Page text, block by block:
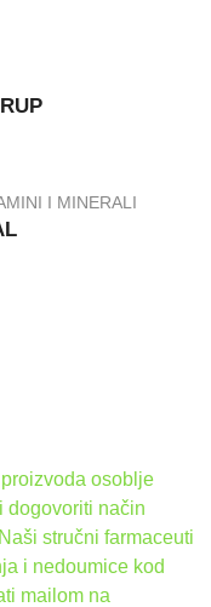
I MINERALI
osoblje
dogovoriti način
stručni farmaceuti
i nedoumice kod
mailom na